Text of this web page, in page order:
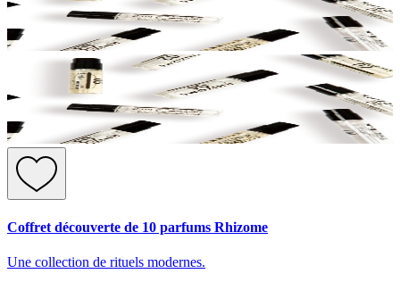
Coffret découverte de 10 parfums Rhizome
Une collection de rituels modernes.